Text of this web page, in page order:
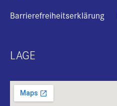
Barrierefreiheitserklärung
LAGE